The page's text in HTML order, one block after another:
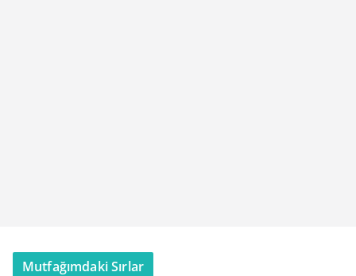
Mutfağımdaki Sırlar